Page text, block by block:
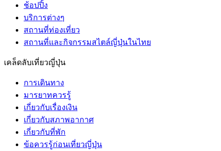
ช้อปปิ้ง
บริการต่างๆ
สถานที่ท่องเที่ยว
สถานที่และกิจกรรมสไตล์ญี่ปุ่นในไทย
เคล็ดลับเที่ยวญี่ปุ่น
การเดินทาง
มารยาทควรรู้
เกี่ยวกับเรื่องเงิน
เกี่ยวกับสภาพอากาศ
เกี่ยวกับที่พัก
ข้อควรรู้ก่อนเที่ยวญี่ปุ่น